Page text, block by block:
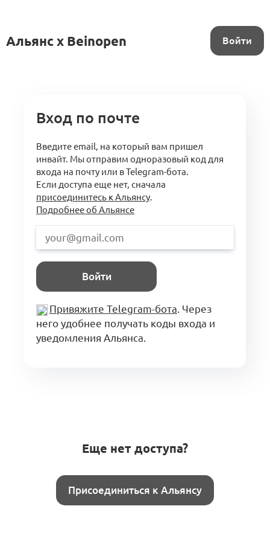
Альянс x Beinopen Войти
Вход по почте
Введите email, на который вам пришел
инвайт. Мы отправим одноразовый код для
входа на почту или в Telegram-бота.
Если доступа еще нет, сначала
присоединитесь к Альянсу.
Подробнее об Альянсе
Войти
Привяжите Telegram-бота. Через
него удобнее получать коды входа и
уведомления Альянса.
Еще нет доступа?
Присоединиться к Альянсу